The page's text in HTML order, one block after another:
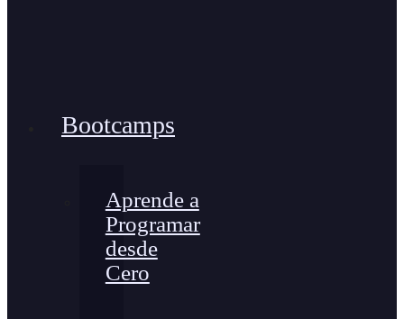
Bootcamps
Aprende a
Programar
desde
Cero